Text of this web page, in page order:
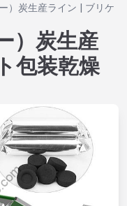
）炭生産ライン | ブリケ
）炭生産
包装乾燥